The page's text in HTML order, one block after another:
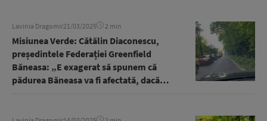
Lavinia Dragomir21/03/2025 2 min
Misiunea Verde: Cătălin Diaconescu,
președintele Federației Greenfield
Băneasa: „E exagerat să spunem că
pădurea Băneasa va fi afectată, dacă